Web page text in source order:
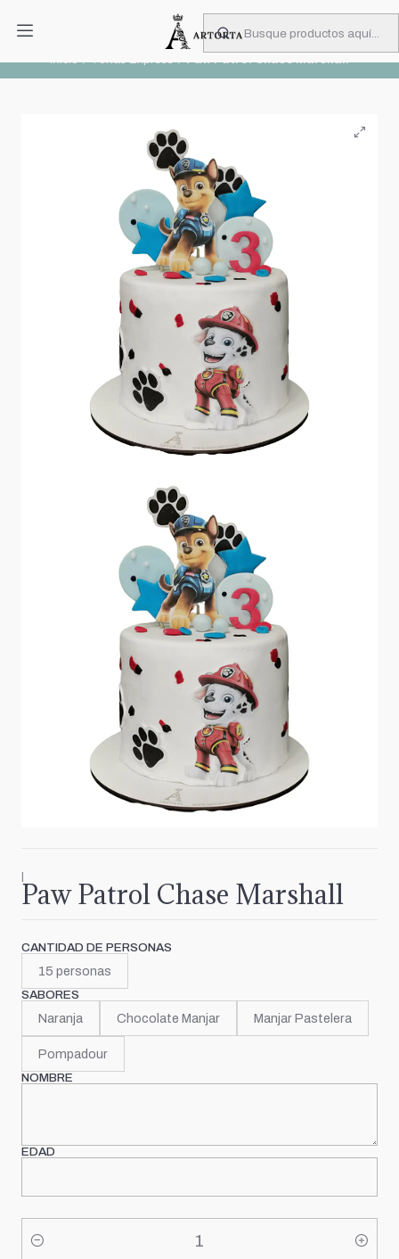
PIDA CON MUCHA ANTICIPACIÓN
Inicio Tortas Express Paw Patrol Chase Marshall
|
Paw Patrol Chase Marshall
CANTIDAD DE PERSONAS
15 personas
SABORES
Naranja Chocolate Manjar Manjar Pastelera
Pompadour
NOMBRE
EDAD
Cantidad